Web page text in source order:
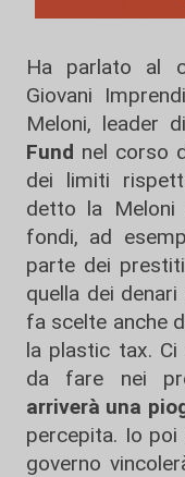
Ha parlato al
Giovani
Meloni, leader
Fund nel corso
dei limiti
detto la Meloni
fondi, ad
parte dei
quella dei
fa scelte anche
la plastic tax.
da fare nei
arriverà una
percepita. Io
governo